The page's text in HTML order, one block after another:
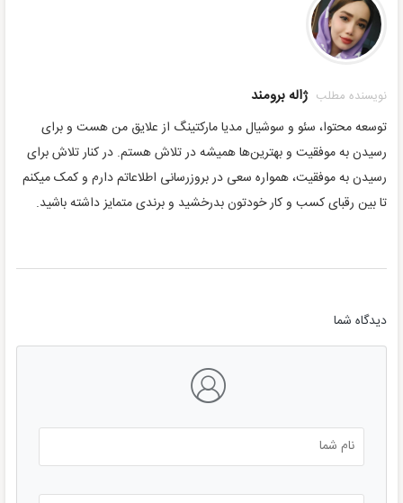
نویسنده مطلب ژاله برومند
توسعه محتوا، سئو و سوشیال مدیا مارکتینگ از علایق من هست و برای
رسیدن به موفقیت و بهترین‌ها همیشه در تلاش هستم. در کنار تلاش برای
رسیدن به موفقیت، همواره سعی در بروزرسانی اطلاعاتم دارم و کمک میکنم
تا بین رقبای کسب و کار خودتون بدرخشید و برندی متمایز داشته باشید.
دیدگاه شما